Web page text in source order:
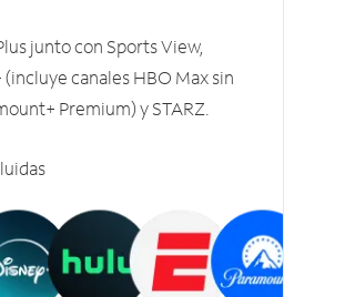
junto con Sports View,
canales HBO Max sin
Premium) y STARZ.